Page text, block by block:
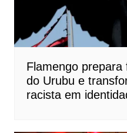
Flamengo
do Urubu e
racista em